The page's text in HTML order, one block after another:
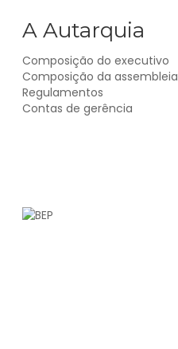
A Autarquia
Composição do executivo
Composição da assembleia
Regulamentos
Contas de gerência